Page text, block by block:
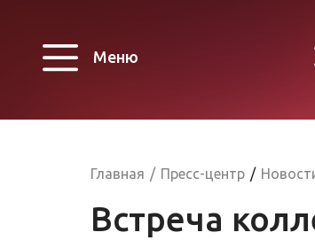
Меню
Главная / Пресс-центр /
Встреча